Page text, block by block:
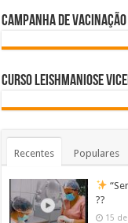
Campanha de
Curso Leishmaniose
Recentes Populares
??
15